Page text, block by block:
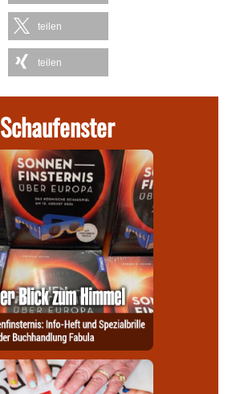
teilen
teilen
Schaufenster